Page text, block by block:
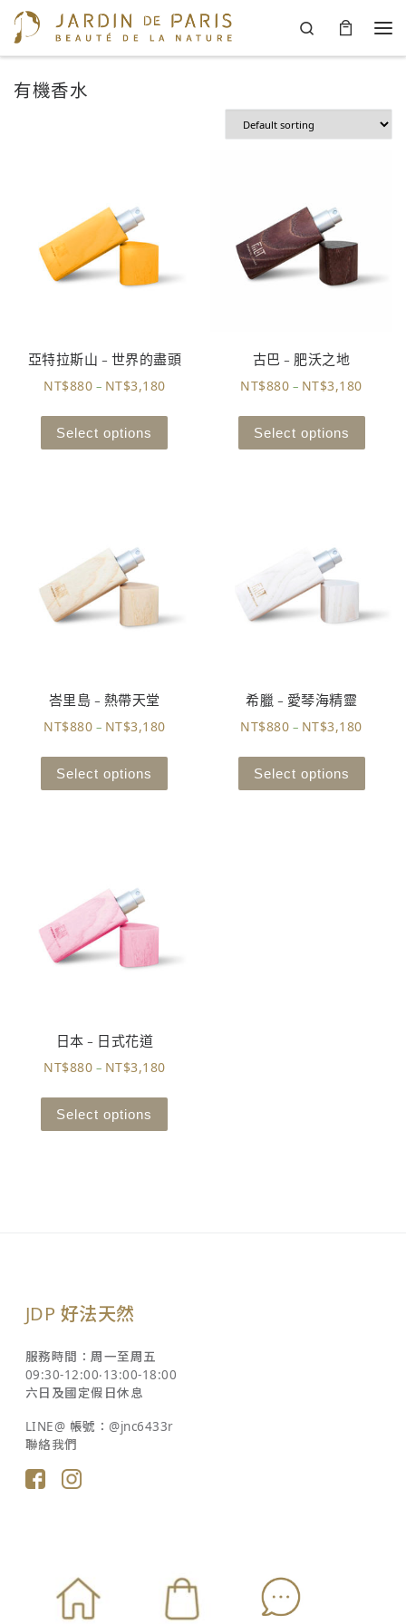
Skip to content Search
有機香水
亞特拉斯山 – 世界的盡頭
NT$880 – NT$3,180
Select options
古巴 – 肥沃之地
NT$880 – NT$3,180
Select options
峇里島 – 熱帶天堂
NT$880 – NT$3,180
Select options
希臘 – 愛琴海精靈
NT$880 – NT$3,180
Select options
日本 – 日式花道
NT$880 – NT$3,180
Select options
JDP 好法天然
服務時間：周一至周五
09:30-12:00‧13:00-18:00
六日及國定假日休息
LINE@ 帳號：@jnc6433r
聯絡我們